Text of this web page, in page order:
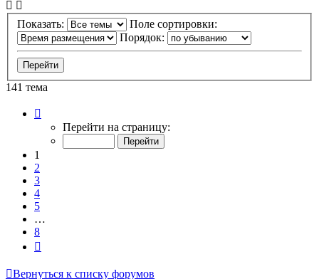
Показать:
Поле сортировки:
Порядок:
141 тема
Перейти на страницу:
1
2
3
4
5
…
8
Вернуться к списку форумов